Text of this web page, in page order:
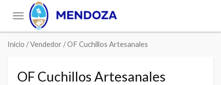
Toggle
navigation
Inicio / Vendedor / OF Cuchillos Artesanales
OF Cuchillos Artesanales